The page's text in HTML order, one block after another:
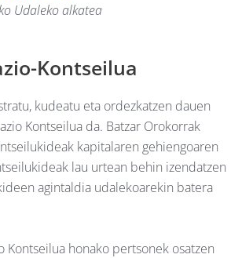
Udaleko alkatea
Kontseilua
kudeatu eta ordezkatzen dauen
Kontseilua da. Batzar Orokorrak
kapitalaren gehiengoaren
lau urtean behin izendatzen
agintaldia udalekoarekin batera
Kontseilua honako pertsonek osatzen